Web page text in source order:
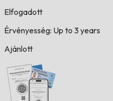
Elfogadott
Érvényesség: Up to 3 years
Ajánlott